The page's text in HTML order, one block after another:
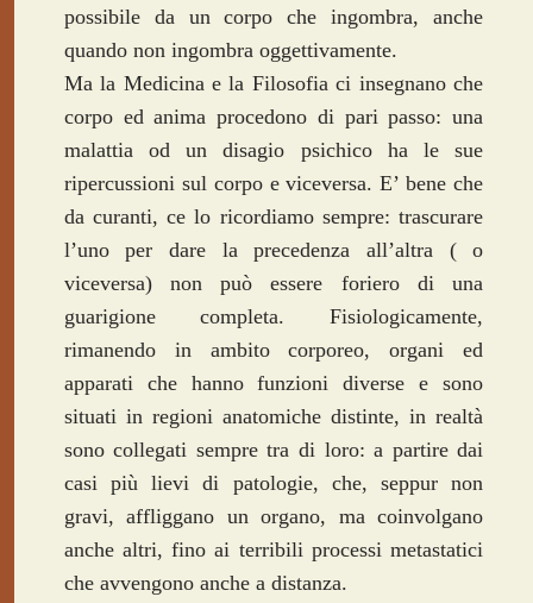
possibile da un corpo che ingombra, anche
quando non ingombra oggettivamente.
Ma la Medicina e la Filosofia ci insegnano che
corpo ed anima procedono di pari passo: una
malattia od un disagio psichico ha le sue
ripercussioni sul corpo e viceversa. E’ bene che
da curanti, ce lo ricordiamo sempre: trascurare
l’uno per dare la precedenza all’altra ( o
viceversa) non può essere foriero di una
guarigione completa. Fisiologicamente,
rimanendo in ambito corporeo, organi ed
apparati che hanno funzioni diverse e sono
situati in regioni anatomiche distinte, in realtà
sono collegati sempre tra di loro: a partire dai
casi più lievi di patologie, che, seppur non
gravi, affliggano un organo, ma coinvolgano
anche altri, fino ai terribili processi metastatici
che avvengono anche a distanza.